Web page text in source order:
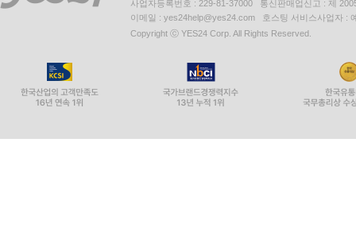
사업자등록번호 : 229-81-37000 통신판매업신고 : 제
이메일 : yes24help@yes24.com 호스팅 서비스사업자 :
Copyright ⓒ YES24 Corp. All Rights Reserved.